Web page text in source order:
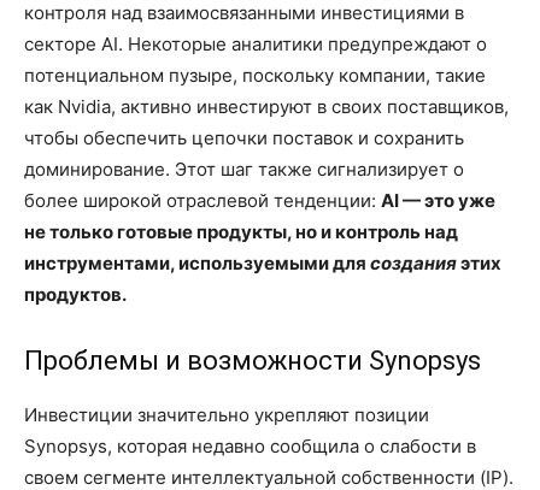
контроля над взаимосвязанными инвестициями в
секторе AI. Некоторые аналитики предупреждают о
потенциальном пузыре, поскольку компании, такие
как Nvidia, активно инвестируют в своих поставщиков,
чтобы обеспечить цепочки поставок и сохранить
доминирование. Этот шаг также сигнализирует о
более широкой отраслевой тенденции: AI — это уже
не только готовые продукты, но и контроль над
инструментами, используемыми для созданияэтих
продуктов.
Проблемы и возможности Synopsys
Инвестиции значительно укрепляют позиции
Synopsys, которая недавно сообщила о слабости в
своем сегменте интеллектуальной собственности (IP).